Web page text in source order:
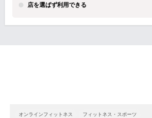
店を選ばず利用できる
オンラインフィットネス フィットネス・スポーツ